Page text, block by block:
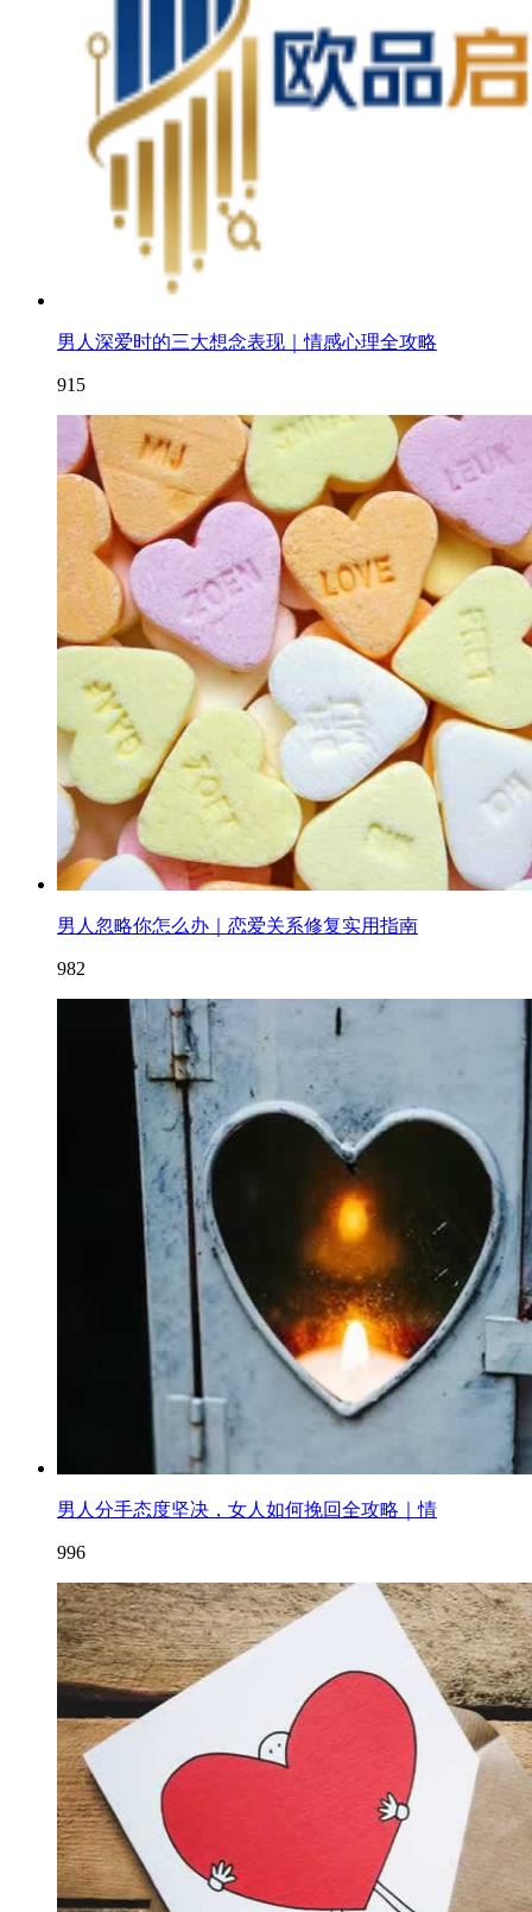
男人深爱时的三大想念表现｜情感心理全攻略
915
男人忽略你怎么办｜恋爱关系修复实用指南
982
男人分手态度坚决，女人如何挽回全攻略｜情
996